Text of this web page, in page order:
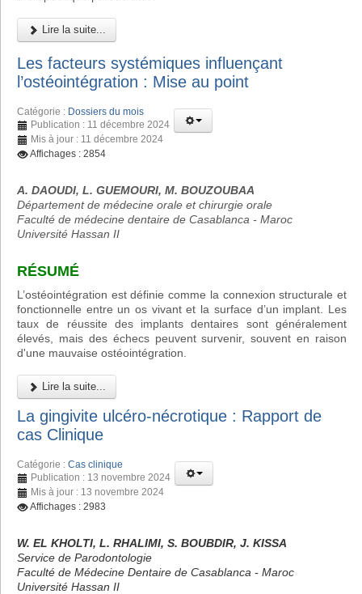
Lire la suite...
Les facteurs systémiques influençant
l’ostéointégration : Mise au point
Catégorie : Dossiers du mois
Publication : 11 décembre 2024
Mis à jour : 11 décembre 2024
Affichages : 2854
A. DAOUDI, L. GUEMOURI, M. BOUZOUBAA
Département de médecine orale et chirurgie orale
Faculté de médecine dentaire de Casablanca - Maroc
Université Hassan II
RÉSUMÉ
L’ostéointégration est définie comme la connexion structurale et
fonctionnelle entre un os vivant et la surface d’un implant. Les
taux de réussite des implants dentaires sont généralement
élevés, mais des échecs peuvent survenir, souvent en raison
d'une mauvaise ostéointégration.
Lire la suite...
La gingivite ulcéro-nécrotique : Rapport de
cas Clinique
Catégorie : Cas clinique
Publication : 13 novembre 2024
Mis à jour : 13 novembre 2024
Affichages : 2983
W. EL KHOLTI, L. RHALIMI, S. BOUBDIR, J. KISSA
Service de Parodontologie
Faculté de Médecine Dentaire de Casablanca - Maroc
Université Hassan II